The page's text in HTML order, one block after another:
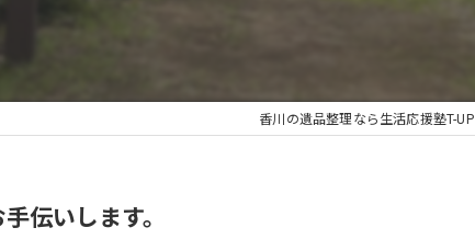
香川の遺品整理なら生活応援塾T-UP
伝いします。